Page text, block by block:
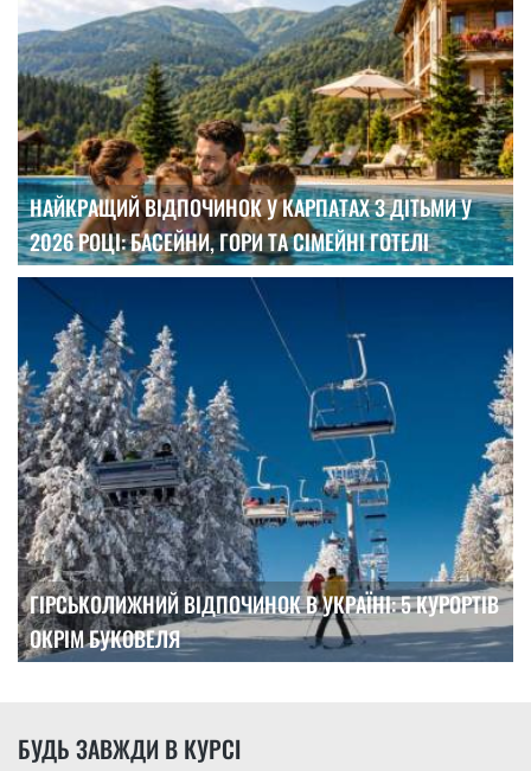
НАЙКРАЩИЙ ВІДПОЧИНОК У КАРПАТАХ З ДІТЬМИ У
2026 РОЦІ: БАСЕЙНИ, ГОРИ ТА СІМЕЙНІ ГОТЕЛІ
ГІРСЬКОЛИЖНИЙ ВІДПОЧИНОК В УКРАЇНІ: 5 КУРОРТІВ
ОКРІМ БУКОВЕЛЯ
БУДЬ ЗАВЖДИ В КУРСІ